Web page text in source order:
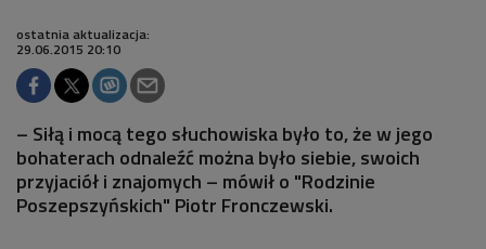
ostatnia aktualizacja:
29.06.2015 20:10
– Siłą i mocą tego słuchowiska było to, że w jego
bohaterach odnaleźć można było siebie, swoich
przyjaciół i znajomych – mówił o "Rodzinie
Poszepszyńskich" Piotr Fronczewski.